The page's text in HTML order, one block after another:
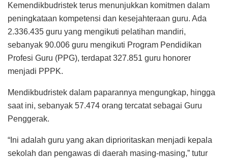
Kemendikbudristek terus menunjukkan komitmen dalam
peningkataan kompetensi dan kesejahteraan guru. Ada
2.336.435 guru yang mengikuti pelatihan mandiri,
sebanyak 90.006 guru mengikuti Program Pendidikan
Profesi Guru (PPG), terdapat 327.851 guru honorer
menjadi PPPK.
Mendikbudristek dalam paparannya mengungkap, hingga
saat ini, sebanyak 57.474 orang tercatat sebagai Guru
Penggerak.
“Ini adalah guru yang akan diprioritaskan menjadi kepala
sekolah dan pengawas di daerah masing-masing,” tutur